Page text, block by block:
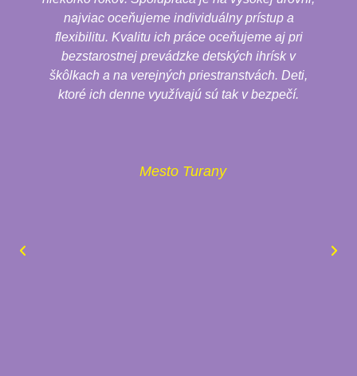
najviac oceňujeme individuálny prístup a
flexibilitu. Kvalitu ich práce oceňujeme aj pri
bezstarostnej prevádzke detských ihrísk v
škôlkach a na verejných priestranstvách. Deti,
ktoré ich denne využívajú sú tak v bezpečí.
Mesto Turany